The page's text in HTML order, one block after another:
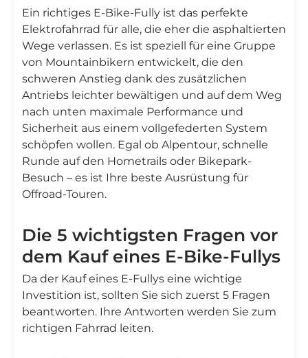
Ein richtiges E-Bike-Fully ist das perfekte
Elektrofahrrad für alle, die eher die asphaltierten
Wege verlassen. Es ist speziell für eine Gruppe
von Mountainbikern entwickelt, die den
schweren Anstieg dank des zusätzlichen
Antriebs leichter bewältigen und auf dem Weg
nach unten maximale Performance und
Sicherheit aus einem vollgefederten System
schöpfen wollen. Egal ob Alpentour, schnelle
Runde auf den Hometrails oder Bikepark-
Besuch – es ist Ihre beste Ausrüstung für
Offroad-Touren.
Die 5 wichtigsten Fragen vor
dem Kauf eines E-Bike-Fullys
Da der Kauf eines E-Fullys eine wichtige
Investition ist, sollten Sie sich zuerst 5 Fragen
beantworten. Ihre Antworten werden Sie zum
richtigen Fahrrad leiten.